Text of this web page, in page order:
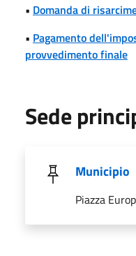
• Domanda di
• Pagamento
provvedimento finale
Sede
Municipio
Piazza